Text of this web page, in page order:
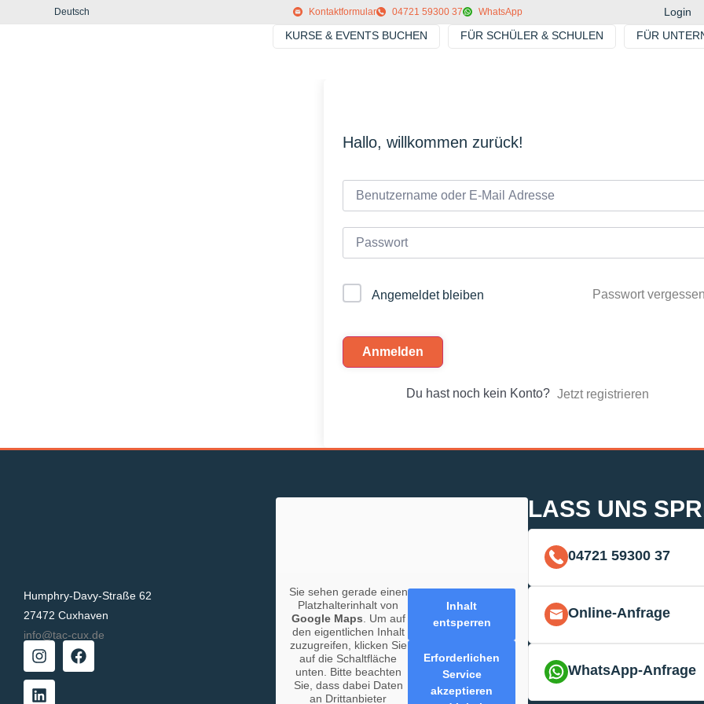
Deutsch Kontaktformular 04721 59300 37 WhatsApp
Login
KURSE & EVENTS BUCHEN
FÜR SCHÜLER & SCHULEN FÜR
Hallo, willkommen zurück!
Angemeldet bleiben Passwort
Anmelden
Du hast noch kein Konto? Jetzt registrieren
Humphry-Davy-Straße 62
27472 Cuxhaven
info@tac-cux.de
Sie sehen gerade einen
Platzhalterinhalt von
Google Maps . Um auf
den eigentlichen Inhalt
zuzugreifen, klicken Sie
auf die Schaltfläche
unten. Bitte beachten
Sie, dass dabei Daten
an Drittanbieter
Inhalt
entsperren
Erforderlichen
Service
akzeptieren
LASS UNS
04721 59300 37
Online-Anfrage
WhatsApp-Anfrage